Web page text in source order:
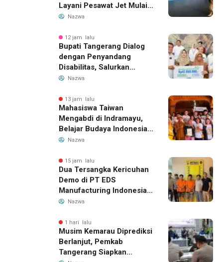
Layani Pesawat Jet Mulai
14 Agustus 2026, Garuda
Bandung-Denpasar
Nazwa
12 jam lalu
Bupati Tangerang Dialog
dengan Penyandang
Disabilitas, Salurkan
Bantuan dan Tampung
Nazwa
13 jam lalu
Mahasiswa Taiwan
Mengabdi di Indramayu,
Belajar Budaya Indonesia
dan Edukasi Pekerja
Nazwa
15 jam lalu
Dua Tersangka Kericuhan
Demo di PT EDS
Manufacturing Indonesia
Ditahan, Polda Banten
Pengelolaan Limbah
Nazwa
1 hari lalu
Musim Kemarau Diprediksi
Berlanjut, Pemkab
Tangerang Siapkan